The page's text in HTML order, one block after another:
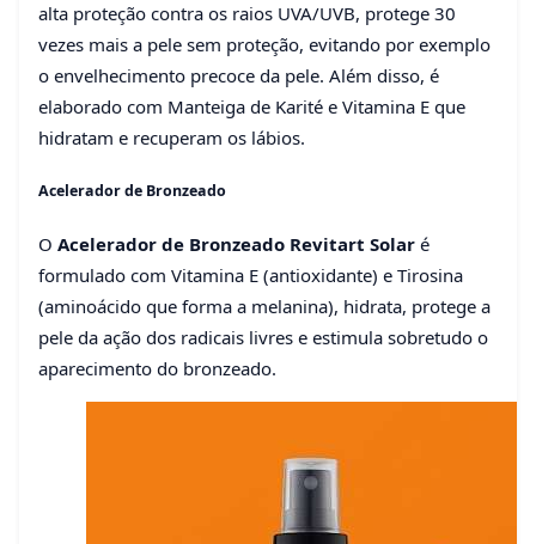
alta proteção contra os raios UVA/UVB, protege 30
vezes mais a pele sem proteção, evitando por exemplo
o envelhecimento precoce da pele. Além disso, é
elaborado com Manteiga de Karité e Vitamina E que
hidratam e recuperam os lábios.
Acelerador de Bronzeado
O Acelerador de Bronzeado Revitart Solar é
formulado com Vitamina E (antioxidante) e Tirosina
(aminoácido que forma a melanina), hidrata, protege a
pele da ação dos radicais livres e estimula sobretudo o
aparecimento do bronzeado.